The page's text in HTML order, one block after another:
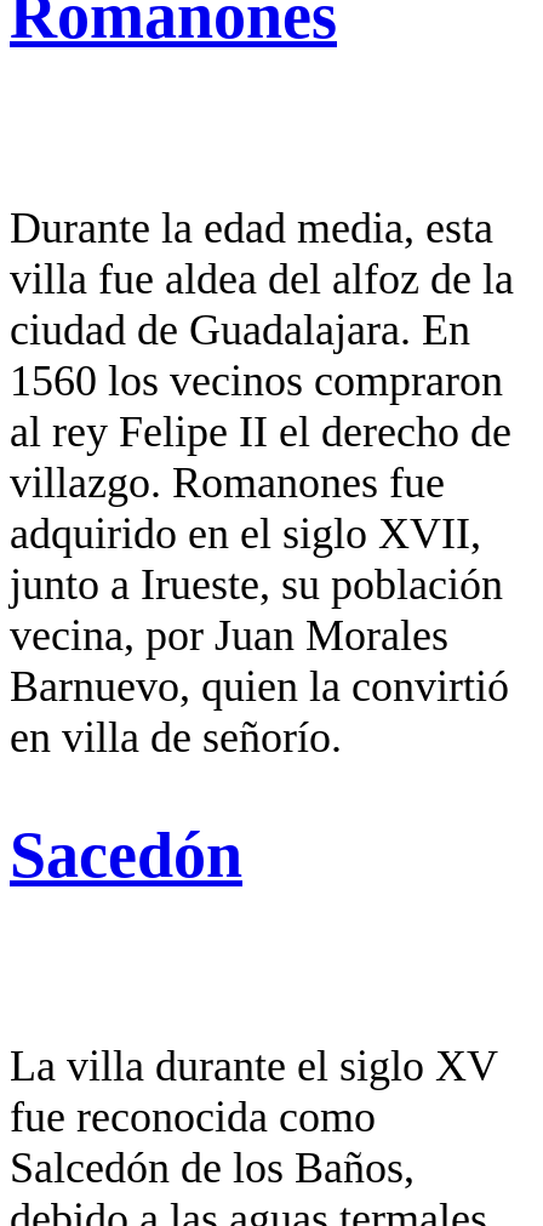
Romanones
Durante la edad media, esta
villa fue aldea del alfoz de la
ciudad de Guadalajara. En
1560 los vecinos compraron
al rey Felipe II el derecho de
villazgo. Romanones fue
adquirido en el siglo XVII,
junto a Irueste, su población
vecina, por Juan Morales
Barnuevo, quien la convirtió
en villa de señorío.
Sacedón
La villa durante el siglo XV
fue reconocida como
Salcedón de los Baños,